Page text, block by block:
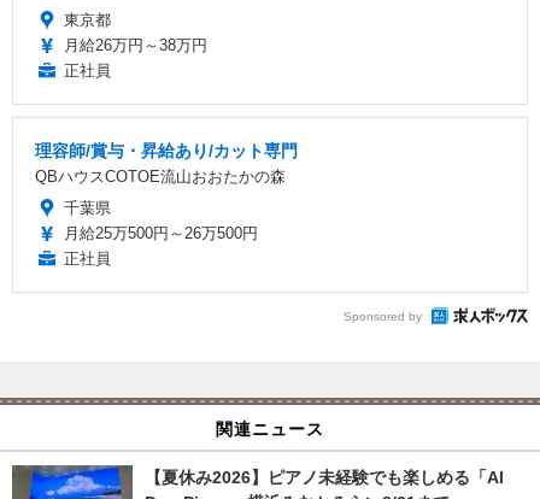
東京都
月給26万円～38万円
正社員
理容師/賞与・昇給あり/カット専門
QBハウスCOTOE流山おおたかの森
千葉県
月給25万500円～26万500円
正社員
Sponsored by
関連ニュース
【夏休み2026】ピアノ未経験でも楽しめる「AI